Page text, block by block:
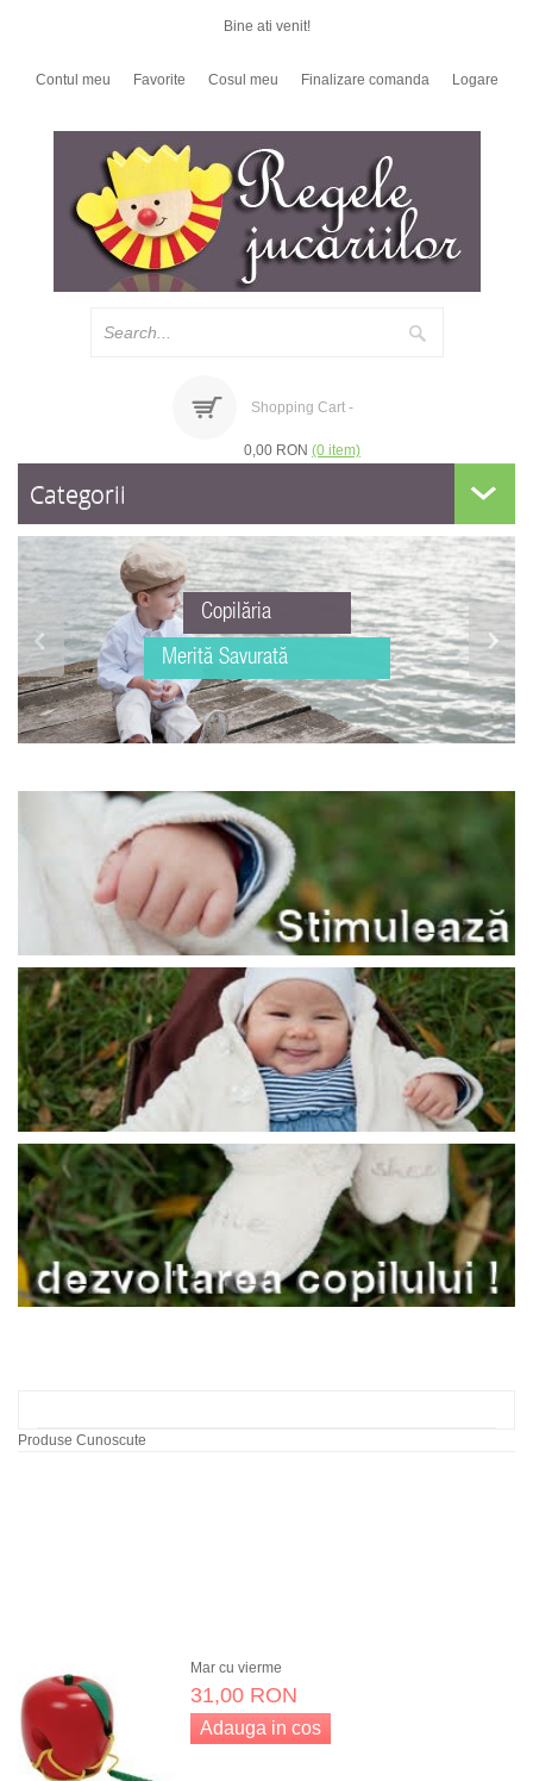
Bine ati venit!
Contul meu Favorite Cosul meu Finalizare comanda Logare
Shopping Cart -
0,00 RON (0 item)
Categorii
Copilăria
Merită Savurată
Produse Cunoscute
Mar cu vierme